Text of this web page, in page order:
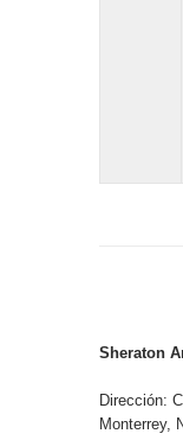
Sheraton
Dirección:
Monterrey,